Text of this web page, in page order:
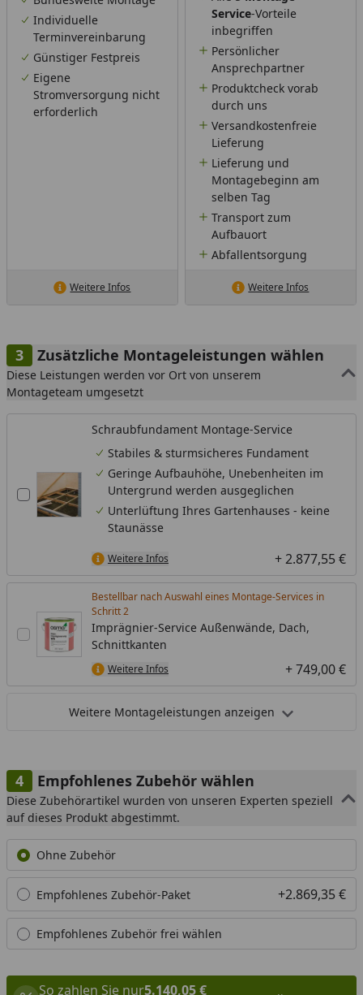
Individuelle
Terminvereinbarung
Günstiger Festpreis
Eigene
Stromversorgung nicht
erforderlich
Weitere Infos
Service-Vorteile
inbegriffen
Persönlicher
Ansprechpartner
Produktcheck vorab
durch uns
Versandkostenfreie
Lieferung
Lieferung und
Montagebeginn am
selben Tag
Transport zum
Aufbauort
Abfallentsorgung
Weitere Infos
Zusätzliche Montageleistungen wählen
Diese Leistungen werden vor Ort von unserem
Montageteam umgesetzt
Schraubfundament Montage-Service
Stabiles & sturmsicheres Fundament
Geringe Aufbauhöhe, Unebenheiten im
Untergrund werden ausgeglichen
Unterlüftung Ihres Gartenhauses - keine
Staunässe
Weitere Infos + 2.877,55 €
Bestellbar nach Auswahl eines Montage-Services in
Schritt
Imprägnier-Service Außenwände, Dach,
Schnittkanten
Weitere Infos + 749,00 €
Weitere Montageleistungen anzeigen
Empfohlenes Zubehör wählen
Diese Zubehörartikel wurden von unseren Experten speziell
auf dieses Produkt abgestimmt.
Ohne Zubehör
Empfohlenes Zubehör-Paket +2.869,35 €
Empfohlenes Zubehör frei wählen
So zahlen Sie nur5.140,05 €